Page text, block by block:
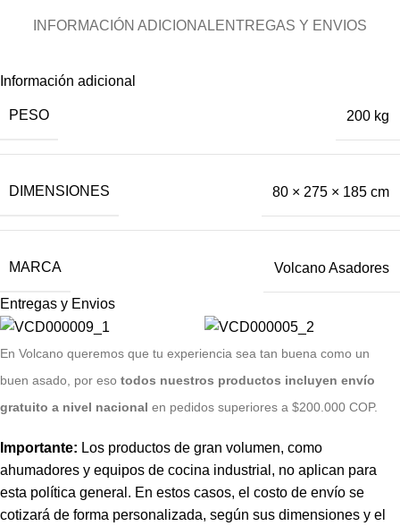
INFORMACIÓN ADICIONALENTREGAS Y ENVIOS
Información adicional
PESO 200 kg
DIMENSIONES 80 × 275 × 185 cm
MARCA Volcano Asadores
Entregas y Envios
En Volcano queremos que tu experiencia sea tan buena como un
buen asado, por eso todos nuestros productos incluyen envío
gratuito a nivel nacional en pedidos superiores a $200.000 COP.
Importante: Los productos de gran volumen, como
ahumadores y equipos de cocina industrial, no aplican para
esta política general. En estos casos, el costo de envío se
cotizará de forma personalizada, según sus dimensiones y el